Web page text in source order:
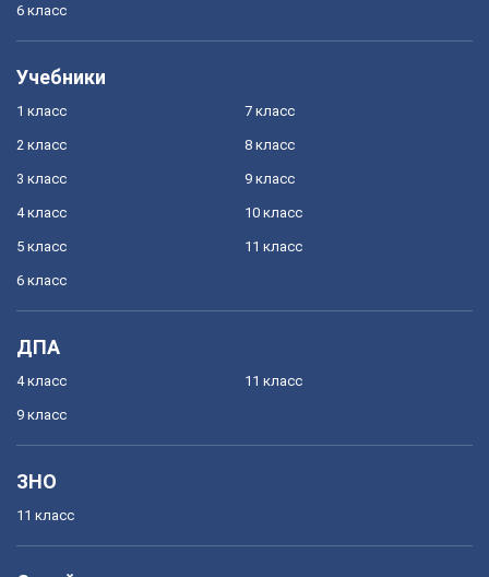
6 класс
Учебники
1 класс
2 класс
3 класс
4 класс
5 класс
6 класс
7 класс
8 класс
9 класс
10 класс
11 класс
ДПА
4 класс
9 класс
11 класс
ЗНО
11 класс